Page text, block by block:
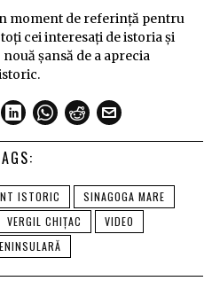
moment de referință pentru
cei interesați de istoria și
șansă de a aprecia
ISTORIC
SINAGOGA MARE
VERGIL CHIȚAC
VIDEO